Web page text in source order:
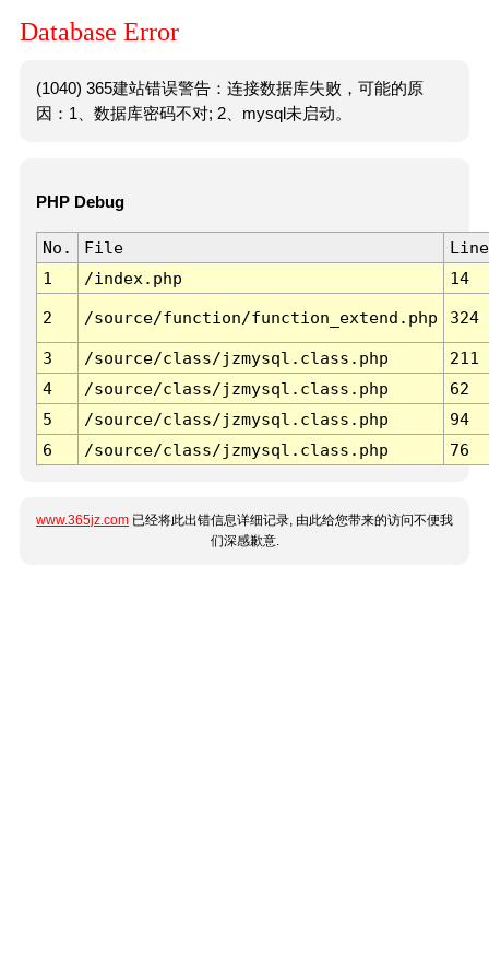
Database Error
(1040) 365建站错误警告：连接数据库失败，可能的原
因：1、数据库密码不对; 2、mysql未启动。
PHP Debug
No. File
Line
1
/index.php 14
2 /source/function/function_extend.php 324
3 /source/class/jzmysql.class.php
211
4
/source/class/jzmysql.class.php
62
5
/source/class/jzmysql.class.php
94
6
/source/class/jzmysql.class.php 76
www.365jz.com 已经将此出错信息详细记录, 由此给您带来的访问不便我
们深感歉意.